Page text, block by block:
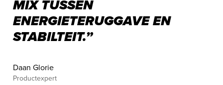
MIX TUSSEN
ENERGIETERUGGAVE EN
STABILTEIT.”
Daan Glorie
Productexpert